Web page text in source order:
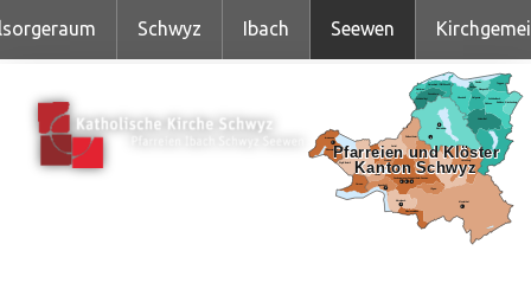
Schwyz Ibach Seewen